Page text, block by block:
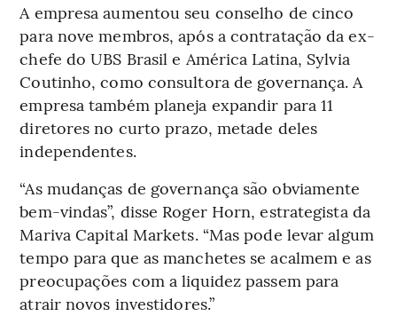
A empresa aumentou seu conselho de cinco
para nove membros, após a contratação da ex-
chefe do UBS Brasil e América Latina, Sylvia
Coutinho, como consultora de governança. A
empresa também planeja expandir para 11
diretores no curto prazo, metade deles
independentes.
“As mudanças de governança são obviamente
bem-vindas”, disse Roger Horn, estrategista da
Mariva Capital Markets. “Mas pode levar algum
tempo para que as manchetes se acalmem e as
preocupações com a liquidez passem para
atrair novos investidores.”